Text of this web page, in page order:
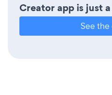
Creator app is just
See